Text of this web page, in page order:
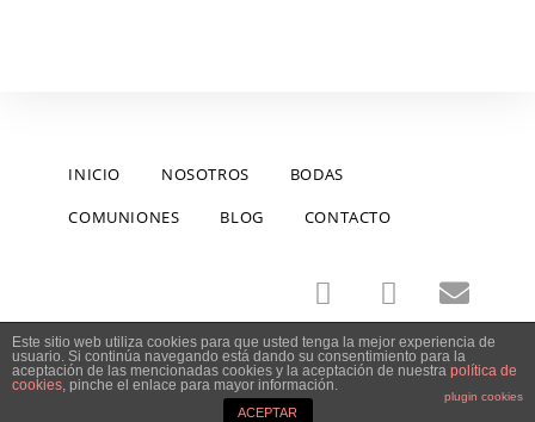
INICIO NOSOTROS
BODAS
COMUNIONES
BLOG CONTACTO
el día B Fotografía 2015
Este sitio web utiliza cookies para que usted tenga la mejor experiencia de
usuario. Si continúa navegando está dando su consentimiento para la
aceptación de las mencionadas cookies y la aceptación de nuestra política de
cookies, pinche el enlace para mayor información.
plugin cookies
ACEPTAR